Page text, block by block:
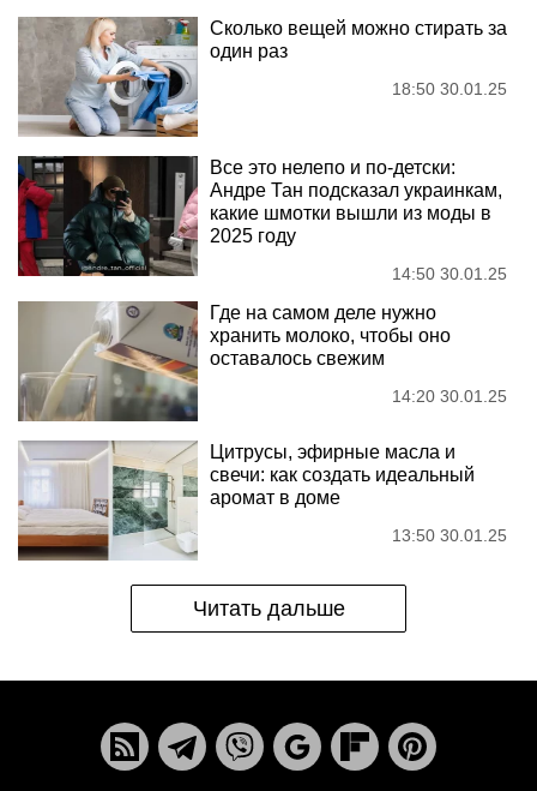
Сколько вещей можно стирать за
один раз
18:50 30.01.25
Все это нелепо и по-детски:
Андре Тан подсказал украинкам,
какие шмотки вышли из моды в
2025 году
14:50 30.01.25
Где на самом деле нужно
хранить молоко, чтобы оно
оставалось свежим
14:20 30.01.25
Цитрусы, эфирные масла и
свечи: как создать идеальный
аромат в доме
13:50 30.01.25
Читать дальше